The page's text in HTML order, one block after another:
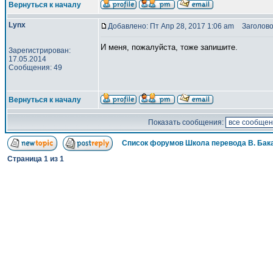
Вернуться к началу
Lynx
Зарегистрирован:
17.05.2014
Сообщения: 49
Добавлено: Пт Апр 28, 2017 1:06 am
И меня, пожалуйста, тоже запишите.
Вернуться к началу
Показать сообщения:
Список форумов Школа перевода В.
Страница 1 из 1